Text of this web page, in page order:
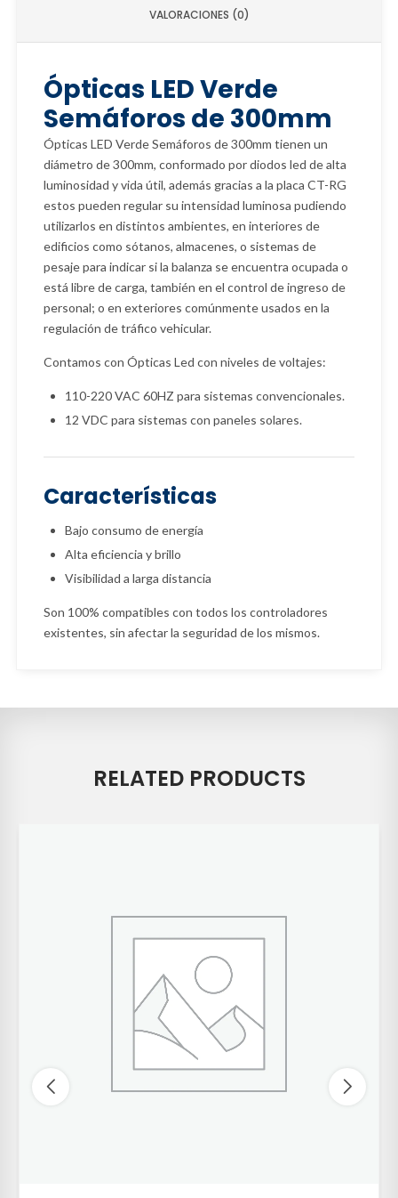
VALORACIONES (0)
Ópticas LED Verde
Semáforos de 300mm
Ópticas LED Verde Semáforos de 300mm tienen un
diámetro de 300mm, conformado por diodos led de alta
luminosidad y vida útil, además gracias a la placa CT-RG
estos pueden regular su intensidad luminosa pudiendo
utilizarlos en distintos ambientes, en interiores de
edificios como sótanos, almacenes, o sistemas de
pesaje para indicar si la balanza se encuentra ocupada o
está libre de carga, también en el control de ingreso de
personal; o en exteriores comúnmente usados en la
regulación de tráfico vehicular.
Contamos con Ópticas Led con niveles de voltajes:
110-220 VAC 60HZ para sistemas convencionales.
12 VDC para sistemas con paneles solares.
Características
Bajo consumo de energía
Alta eficiencia y brillo
Visibilidad a larga distancia
Son 100% compatibles con todos los controladores
existentes, sin afectar la seguridad de los mismos.
RELATED PRODUCTS